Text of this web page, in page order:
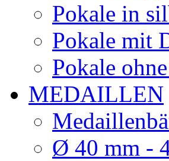
Pokale in
Pokale mit
Pokale
MEDAILLEN
Ø 40 mm -